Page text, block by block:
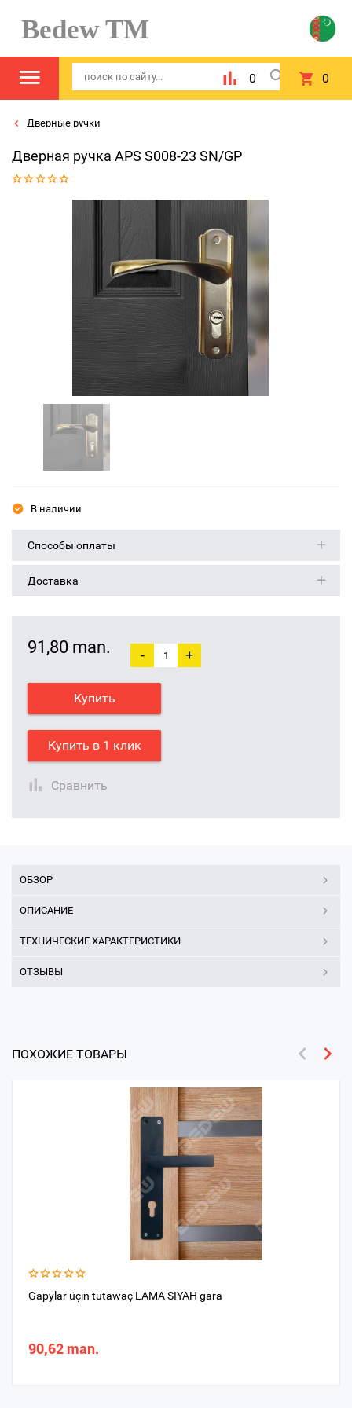
Bedew TM
0 0
Дверные ручки
Дверная ручка APS S008-23 SN/GP
В наличии
Способы оплаты
Доставка
91,80 man. - +
Купить
Купить в 1 клик
Сравнить
ОБЗОР
ОПИСАНИЕ
ТЕХНИЧЕСКИЕ ХАРАКТЕРИСТИКИ
ОТЗЫВЫ
ПОХОЖИЕ ТОВАРЫ
Gapylar üçin tutawaç LAMA SIYAH gara
90,62 man.